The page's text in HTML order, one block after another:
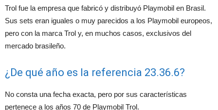
Trol fue la empresa que fabricó y distribuyó Playmobil en Brasil.
Sus sets eran iguales o muy parecidos a los Playmobil europeos,
pero con la marca Trol y, en muchos casos, exclusivos del
mercado brasileño.
¿De qué año es la referencia 23.36.6?
No consta una fecha exacta, pero por sus características
pertenece a los años 70 de Playmobil Trol.